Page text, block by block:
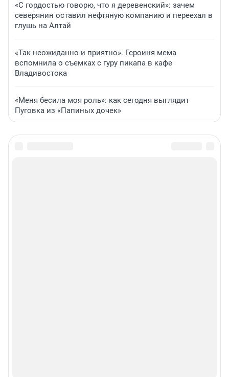
«С гордостью говорю, что я деревенский»: зачем
северянин оставил нефтяную компанию и переехал в
глушь на Алтай
«Так неожиданно и приятно». Героиня мема
вспомнила о съемках с гуру пикапа в кафе
Владивостока
«Меня бесила моя роль»: как сегодня выглядит
Пуговка из «Папиных дочек»